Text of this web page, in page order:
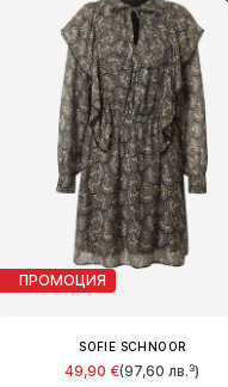
ПРОМОЦИЯ
SOFIE SCHNOOR
49,90 €(97,60 лв.³)